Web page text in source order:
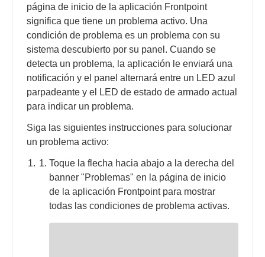
página de inicio de la aplicación Frontpoint
significa que tiene un problema activo. Una
condición de problema es un problema con su
sistema descubierto por su panel. Cuando se
detecta un problema, la aplicación le enviará una
notificación y el panel alternará entre un LED azul
parpadeante y el LED de estado de armado actual
para indicar un problema.
Siga las siguientes instrucciones para solucionar
un problema activo:
Toque la flecha hacia abajo a la derecha del
banner "Problemas" en la página de inicio
de la aplicación Frontpoint para mostrar
todas las condiciones de problema activas.